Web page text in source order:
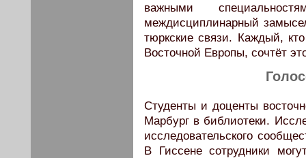
важными
междисциплинарный
тюркские связи. Каждый,
Восточной Европы, сочтёт
Студенты и доценты
Марбург в библиотеки.
исследовательского
В Гиссене сотрудники